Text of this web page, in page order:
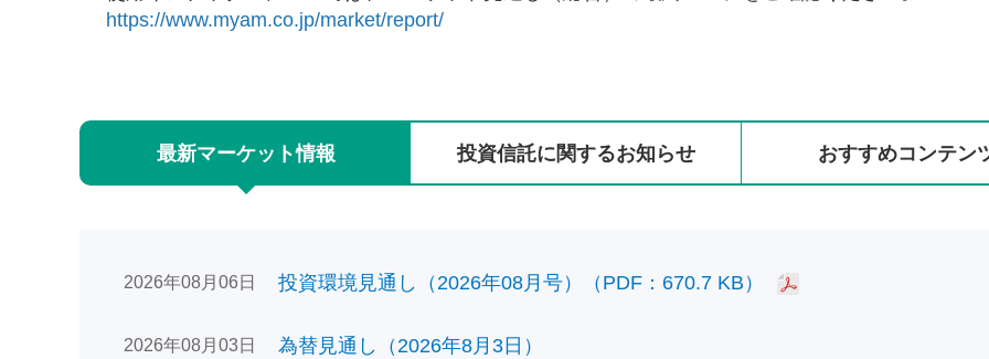
https://www.myam.co.jp/market/report/
最新マーケット情報 投資信託に関するお知らせ おすすめコンテン
2026年08月06日 投資環境見通し（2026年08月号）（PDF：670.7 KB）
2026年08月03日 為替見通し（2026年8月3日）